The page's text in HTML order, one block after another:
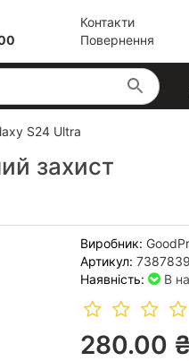
Контакти
Повернення
S24 Ultra
захист
Виробник:
Артикул:
Наявність:
В
280.00 ₴